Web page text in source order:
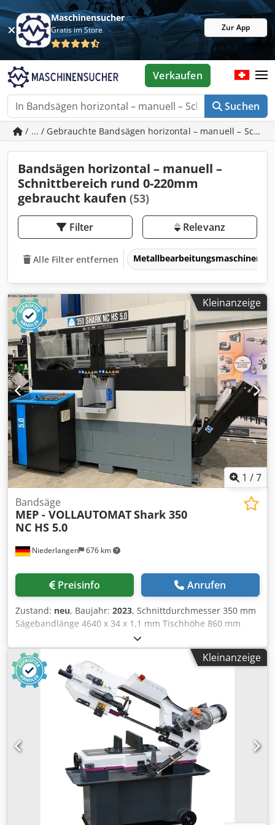
Maschinensucher
Gratis im Store Zur App
Suchen
Verkaufen
/ ... / Gebrauchte Bandsägen horizontal – manuell –
Bandsägen horizontal – manuell –
Schnittbereich rund 0-220mm
gebraucht kaufen (53)
Filter Relevanz
Alle Filter entfernen Metallbearbeitungsmaschinen
Kleinanzeige
1 /7
Niederlangen 676 km
Bandsäge
MEP - VOLLAUTOMATShark 350
NC HS 5.0
Preisinfo Anrufen
Zustand: neu, Baujahr: 2023, Schnittdurchmesser 350 mm
Sägebandlänge 4640 x 34 x 1,1 mm Tischhöhe 860 mm
Schnittdurchmesser 350 mm Schnittgeschwindigkeit 15 -
100 m/min Gesamtleistungsbedarf 4,0 kW
Maschinengewicht ca. 2800 kg Raumbedarf ca. 2200 x 3200
x 2200 mm Ausstellungsmaschine aktueller Neupreis
55.910 Euro Bandsägevollautomaten mit Zwei-Säulen-
Führung für Serienschnitte insbesonderein schwer
zerspanbaren Materialien und Vollmaterial. Mit dieser
Maschine bietet Ihnen MEP eine Maschine die technisch
auf dem höchsten Niveau ist und durch Verwendung
hochwertigster Materialien eine nicht zu überbietende,
robuste und verwindungssteife Struktur aufweist. Ein
extrem robuster Sägebogen aus Grauguss sorgt für die
notwendige Stabilität die zu beeindruckenden
Schnittergebnissen führt und die kräftigen Grauguss-
Säulen auf denen der Sägebogen mittels vorgespannten
Kleinanzeige